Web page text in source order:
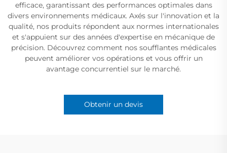
efficace, garantissant des performances optimales dans
divers environnements médicaux. Axés sur l'innovation et la
qualité, nos produits répondent aux normes internationales
et s'appuient sur des années d'expertise en mécanique de
précision. Découvrez comment nos soufflantes médicales
peuvent améliorer vos opérations et vous offrir un
avantage concurrentiel sur le marché.
Obtenir un devis